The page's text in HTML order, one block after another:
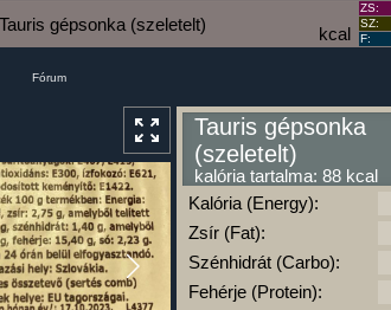
kcal
Tauris gépsonka (szeletelt)
ZS:
SZ:
F:
Fórum
Tauris gépsonka
(szeletelt)
kalória tartalma: 88 kcal
Kalória (Energy):
Zsír (Fat):
Szénhidrát (Carbo):
Fehérje (Protein):